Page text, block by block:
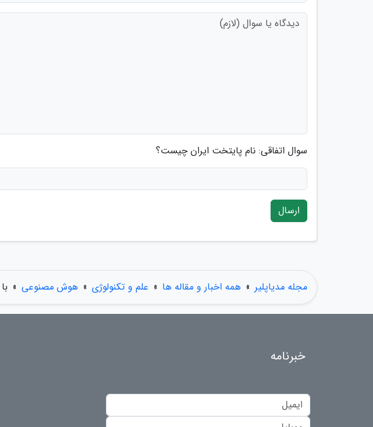
سوال اتفاقی: نام پایتخت ایران چیست؟
ارسال
مجله مدیاپلیر » همه اخبار و مقاله ها » علم و تکنولوژی » هوش مصنوعی » با Fellou آشنا شوید: مرورگری با هوش مصنوعی که خودش دست به کار می گردد
خبرنامه